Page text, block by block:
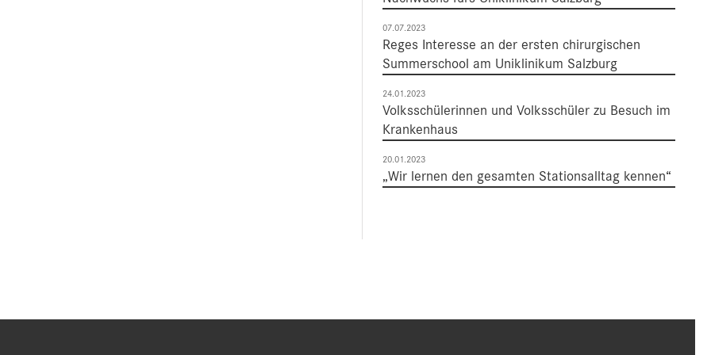
07.07.2023
Reges Interesse an der ersten chirurgischen
Summerschool am Uniklinikum Salzburg
24.01.2023
Volksschülerinnen und Volksschüler zu Besuch im
Krankenhaus
20.01.2023
„Wir lernen den gesamten Stationsalltag kennen“